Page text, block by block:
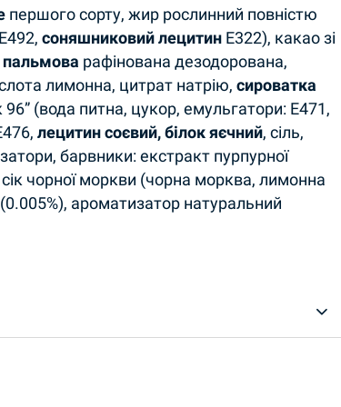
першого сорту, жир рослинний повністю
Е492,соняшниковий лецитин Е322), какао зі
пальмова рафінована дезодорована,
лимонна, цитрат натрію, сироватка
(вода питна, цукор, емульгатори: Е471,
лецитин соєвий, білок яєчний, сіль,
барвники: екстракт пурпурної
чорної моркви (чорна морква, лимонна
ароматизатор натуральний